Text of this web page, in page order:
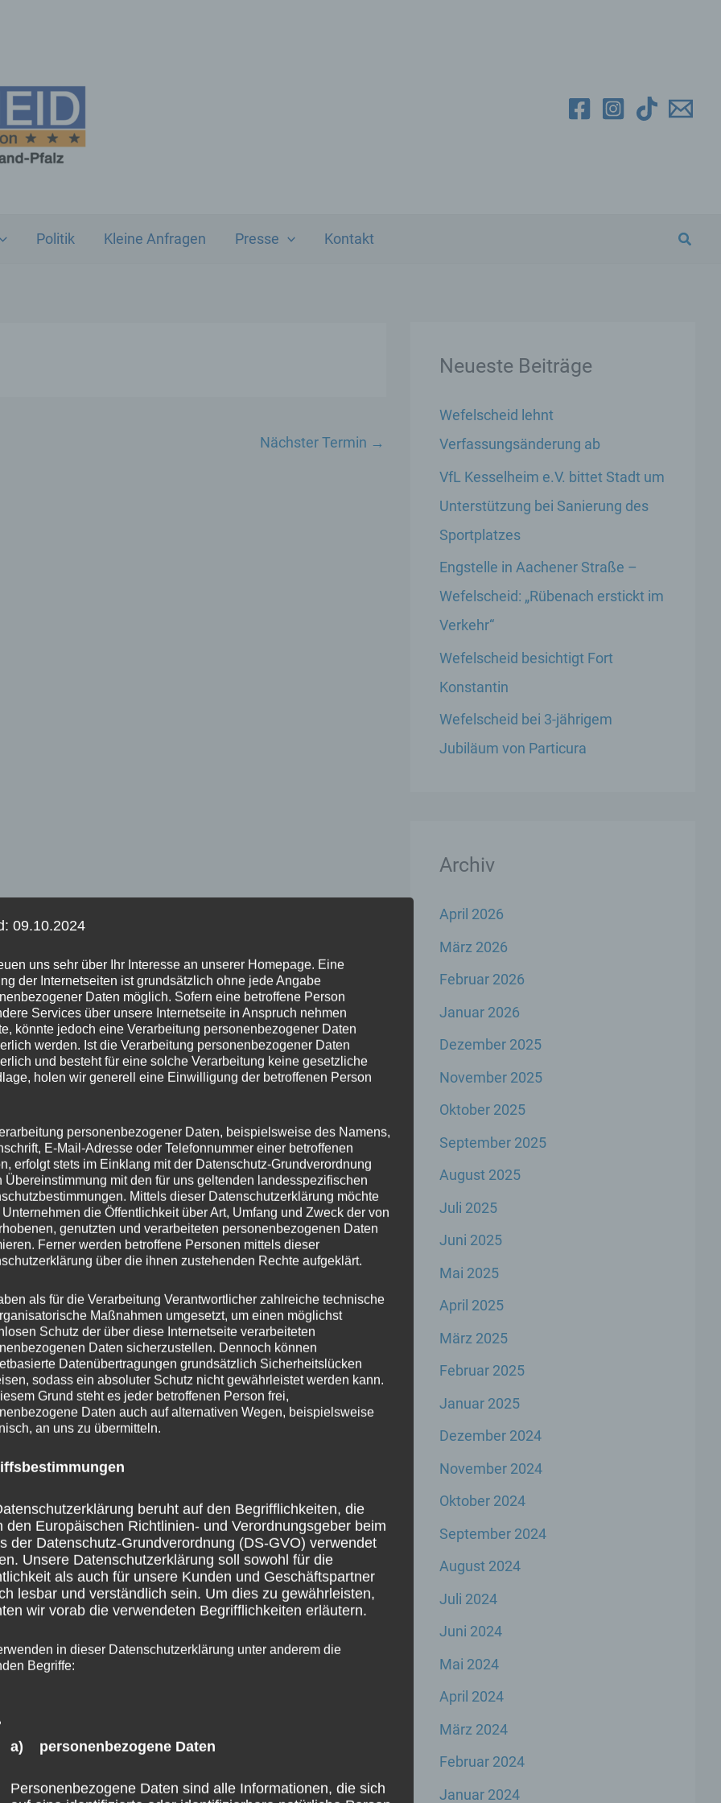
Politik Kleine Anfragen Presse Kontakt
Nächster Termin →
Neueste Beiträge
Wefelscheid lehnt
Verfassungsänderung ab
VfL Kesselheim e.V. bittet Stadt um
Unterstützung bei Sanierung des
Sportplatzes
Engstelle in Aachener Straße –
Wefelscheid: „Rübenach erstickt im
Verkehr“
Wefelscheid besichtigt Fort
Konstantin
Wefelscheid bei 3-jährigem
Jubiläum von Particura
Archiv
April 2026
März 2026
Februar 2026
Januar 2026
Dezember 2025
November 2025
Oktober 2025
September 2025
August 2025
Juli 2025
Juni 2025
Mai 2025
April 2025
März 2025
Februar 2025
Januar 2025
Dezember 2024
November 2024
Oktober 2024
September 2024
August 2024
Juli 2024
Juni 2024
Mai 2024
April 2024
März 2024
Februar 2024
Januar 2024
09.10.2024
uns sehr über Ihr Interesse an unserer Homepage. Eine
der Internetseiten ist grundsätzlich ohne jede Angabe
Daten möglich. Sofern eine betroffene Person
Services über unsere Internetseite in Anspruch nehmen
könnte jedoch eine Verarbeitung personenbezogener Daten
werden. Ist die Verarbeitung personenbezogener Daten
und besteht für eine solche Verarbeitung keine gesetzliche
holen wir generell eine Einwilligung der betroffenen Person
personenbezogener Daten, beispielsweise des Namens,
E-Mail-Adresse oder Telefonnummer einer betroffenen
erfolgt stets im Einklang mit der Datenschutz-Grundverordnung
Übereinstimmung mit den für uns geltenden landesspezifischen
Mittels dieser Datenschutzerklärung möchte
die Öffentlichkeit über Art, Umfang und Zweck der von
genutzten und verarbeiteten personenbezogenen Daten
Ferner werden betroffene Personen mittels dieser
über die ihnen zustehenden Rechte aufgeklärt.
als für die Verarbeitung Verantwortlicher zahlreiche technische
Maßnahmen umgesetzt, um einen möglichst
Schutz der über diese Internetseite verarbeiteten
Daten sicherzustellen. Dennoch können
Datenübertragungen grundsätzlich Sicherheitslücken
sodass ein absoluter Schutz nicht gewährleistet werden kann.
Grund steht es jeder betroffenen Person frei,
Daten auch auf alternativen Wegen, beispielsweise
an uns zu übermitteln.
beruht auf den Begrifflichkeiten, die
den Europäischen Richtlinien- und Verordnungsgeber beim
der Datenschutz-Grundverordnung (DS-GVO) verwendet
Unsere Datenschutzerklärung soll sowohl für die
als auch für unsere Kunden und Geschäftspartner
lesbar und verständlich sein. Um dies zu gewährleisten,
wir vorab die verwendeten Begrifflichkeiten erläutern.
in dieser Datenschutzerklärung unter anderem die
Begriffe:
a) personenbezogene Daten
Personenbezogene Daten sind alle Informationen, die sich